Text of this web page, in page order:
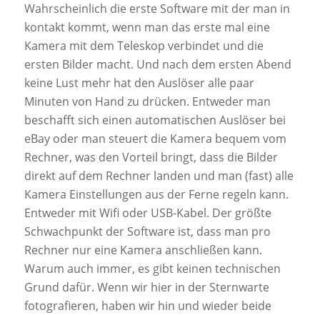
Wahrscheinlich die erste Software mit der man in
kontakt kommt, wenn man das erste mal eine
Kamera mit dem Teleskop verbindet und die
ersten Bilder macht. Und nach dem ersten Abend
keine Lust mehr hat den Auslöser alle paar
Minuten von Hand zu drücken. Entweder man
beschafft sich einen automatischen Auslöser bei
eBay oder man steuert die Kamera bequem vom
Rechner, was den Vorteil bringt, dass die Bilder
direkt auf dem Rechner landen und man (fast) alle
Kamera Einstellungen aus der Ferne regeln kann.
Entweder mit Wifi oder USB-Kabel. Der größte
Schwachpunkt der Software ist, dass man pro
Rechner nur eine Kamera anschließen kann.
Warum auch immer, es gibt keinen technischen
Grund dafür. Wenn wir hier in der Sternwarte
fotografieren, haben wir hin und wieder beide